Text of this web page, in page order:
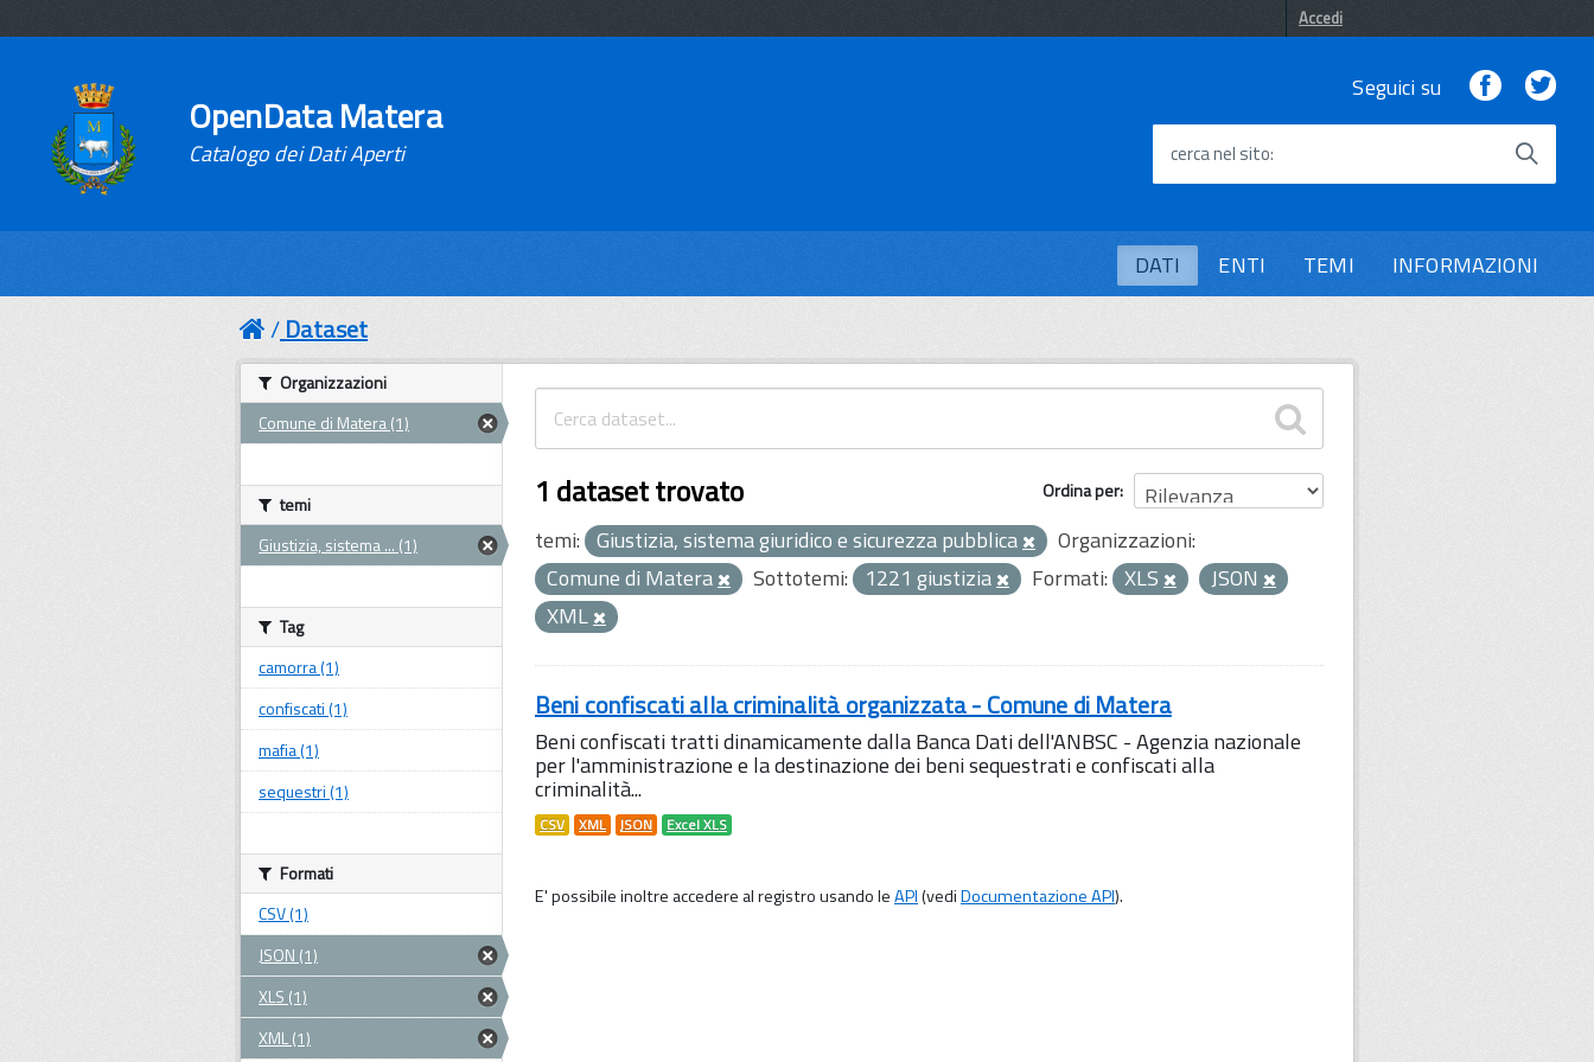
Accedi
OpenData Matera
Catalogo dei Dati Aperti
Seguici su Facebook
cerca nel sito
DATI ENTI TEMI INFORMAZIONI
Dataset
Ordina per
1 dataset trovato
temi: Giustizia, sistema giuridico e sicurezza pubblica
Organizzazioni:
Comune di Matera
Sottotemi: 1221 giustizia Formati: XLS
JSON
XML
Beni confiscati alla criminalità organizzata - Comune di Matera
Beni confiscati tratti dinamicamente dalla Banca Dati dell'ANBSC - Agenzia nazionale
per l'amministrazione e la destinazione dei beni sequestrati e confiscati alla
criminalità...
CSV XML JSON Excel XLS
E' possibile inoltre accedere al registro usando leAPI(vediDocumentazione API).
Organizzazioni
Comune di Matera (1)
temi
Giustizia, sistema ... (1)
Tag
camorra (1)
confiscati (1)
mafia (1)
sequestri (1)
Formati
CSV (1)
JSON (1)
XLS (1)
XML (1)